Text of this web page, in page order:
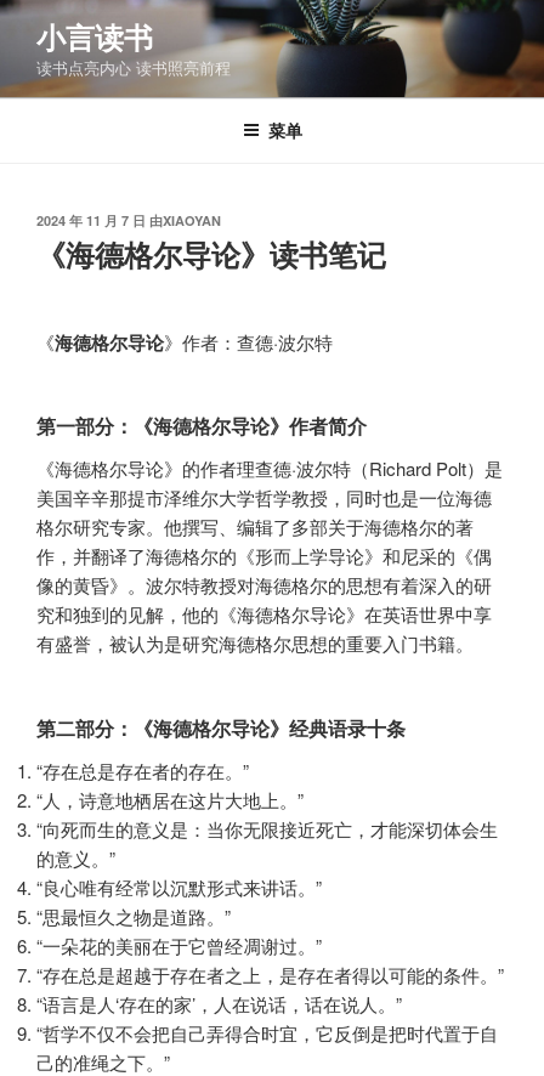
跳
容
小言读书
读书点亮内心 读书照亮前程
菜单
发
2024 年 11 月 7 日 由XIAOYAN
《海德格尔导论》读书笔记
《海德格尔导论》作者：查德·波尔特
第一部分：《海德格尔导论》作者简介
《海德格尔导论》的作者理查德·波尔特（Richard Polt）是
美国辛辛那提市泽维尔大学哲学教授，同时也是一位海德
格尔研究专家。他撰写、编辑了多部关于海德格尔的著
作，并翻译了海德格尔的《形而上学导论》和尼采的《偶
像的黄昏》。波尔特教授对海德格尔的思想有着深入的研
究和独到的见解，他的《海德格尔导论》在英语世界中享
有盛誉，被认为是研究海德格尔思想的重要入门书籍。
第二部分：《海德格尔导论》经典语录十条
“存在总是存在者的存在。”
“人，诗意地栖居在这片大地上。”
“向死而生的意义是：当你无限接近死亡，才能深切体会生
的意义。”
“良心唯有经常以沉默形式来讲话。”
“思最恒久之物是道路。”
“一朵花的美丽在于它曾经凋谢过。”
“存在总是超越于存在者之上，是存在者得以可能的条件。”
“语言是人‘存在的家’，人在说话，话在说人。”
“哲学不仅不会把自己弄得合时宜，它反倒是把时代置于自
己的准绳之下。”